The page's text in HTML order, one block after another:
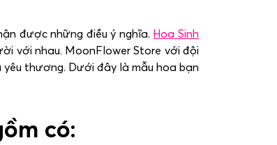
được những điều ý nghĩa. Hoa Sinh
với nhau. MoonFlower Store với đội
thương. Dưới đây là mẫu hoa bạn
có: